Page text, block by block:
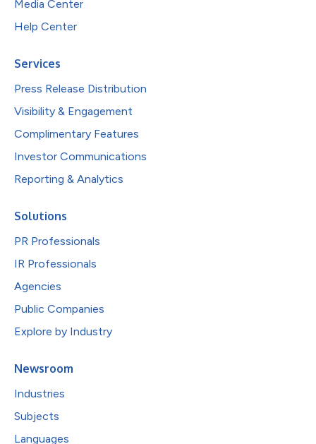
Media Center
Help Center
Services
Press Release Distribution
Visibility & Engagement
Complimentary Features
Investor Communications
Reporting & Analytics
Solutions
PR Professionals
IR Professionals
Agencies
Public Companies
Explore by Industry
Newsroom
Industries
Subjects
Languages